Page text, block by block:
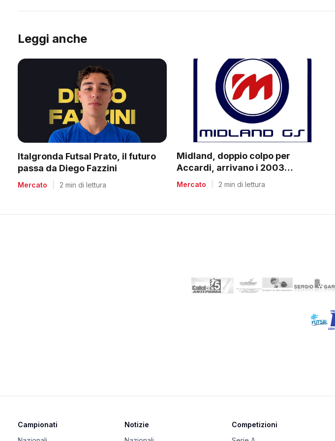
Leggi anche
Italgronda Futsal Prato, il futuro
passa da Diego Fazzini
Mercato 2 min di lettura
Midland, doppio colpo per
Accardi, arrivano i 2003
Salvadori e Villa
Mercato 2 min di lettura
Campionati
Notizie
Competizioni